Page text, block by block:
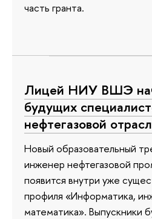
часть гранта.
Лицей НИУ ВШЭ
будущих
нефтегазовой
Новый образовательный
инженер нефтегазовой
появится внутри уже
профиля «Информатика,
математика». Выпускники